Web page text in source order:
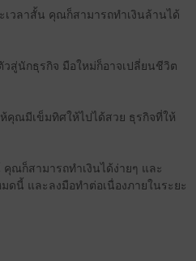
วลาสั้น คุณก็สามารถทำเงินล้านได้
สู่นักธุรกิจ มือใหม่ก็อาจเปลี่ยนชีวิต
ณมีเข็มทิศให้ไปได้สวย ธุรกิจที่ให้
ณก็สามารถทำเงินได้ง่ายๆ และ
ดนี้ และลงมือทำต่อเนื่องภายในระยะ